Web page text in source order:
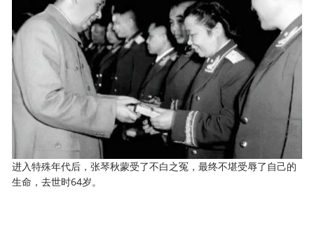
进入特殊年代后，张琴秋蒙受了不白之冤，最终不堪受辱了自己的
生命，去世时64岁。